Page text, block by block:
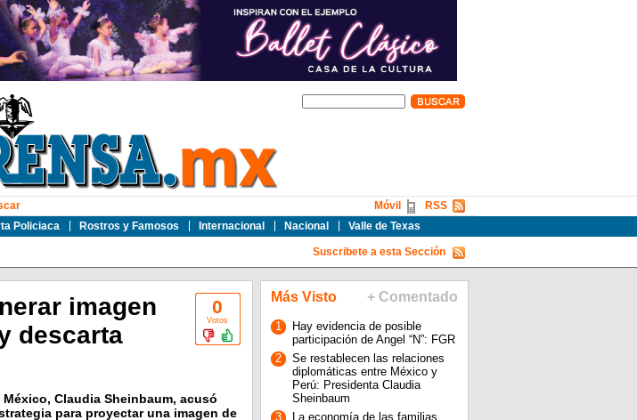
Policiaca Rostros y Famosos Internacional Nacional Valle de Texas
RSS
Móvil
Suscribete a esta Sección
0
Votos
imagen
descarta
Claudia Sheinbaum, acusó
para proyectar una imagen de
Más Visto + Comentado
1
Hay evidencia de posible
participación de Angel “N”: FGR
2
Se restablecen las relaciones
diplomáticas entre México y
Perú: Presidenta Claudia
Sheinbaum
3
La economía de las familias